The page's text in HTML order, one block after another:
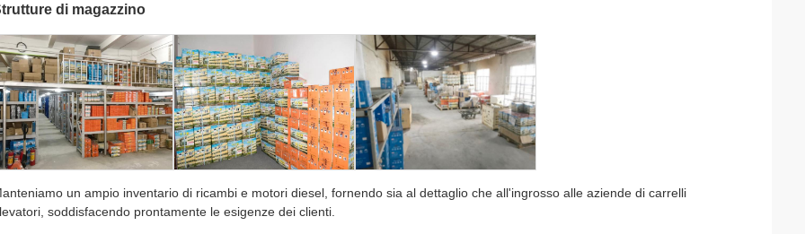
di magazzino
un ampio inventario di ricambi e motori diesel, fornendo sia al dettaglio che all'ingrosso alle aziende di carrelli
soddisfacendo prontamente le esigenze dei clienti.